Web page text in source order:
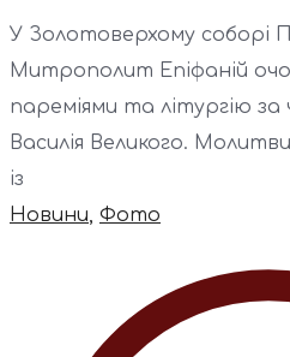
У Золотоверхому соборі
Митрополит Епіфаній
пареміями та літургію
Василія Великого.
із
Новини, Фото